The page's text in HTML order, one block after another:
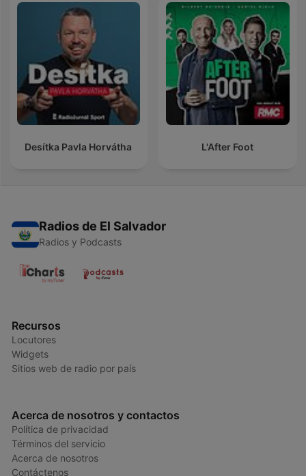
Desítka Pavla Horvátha L'After Foot
Radios de El Salvador
Radios y Podcasts
Recursos
Locutores
Widgets
Sitios web de radio por país
Acerca de nosotros y contactos
Política de privacidad
Términos del servicio
Acerca de nosotros
Contáctenos